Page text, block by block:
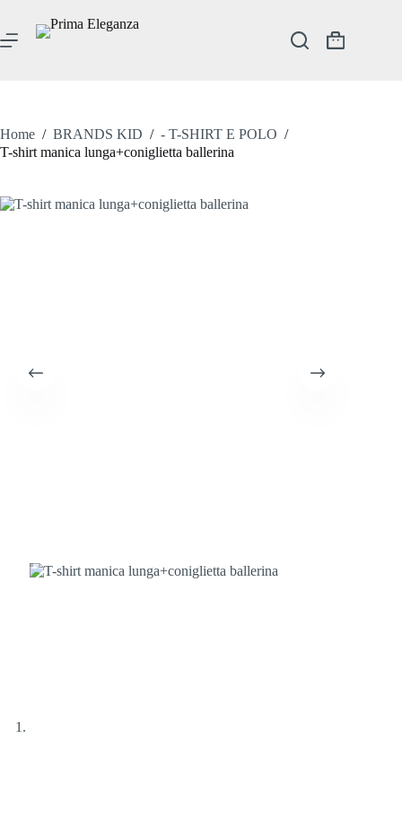
contenuto
Carrello
Home / BRANDS KID / - T-SHIRT E POLO /
T-shirt manica lunga+coniglietta ballerina